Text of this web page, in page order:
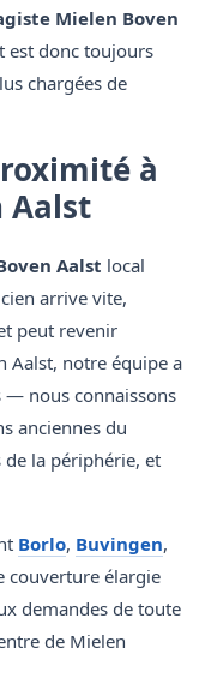
Mielen Boven
est donc toujours
chargées de
à
Aalst
Aalst local
arrive vite,
peut revenir
Aalst, notre équipe a
— nous connaissons
anciennes du
la périphérie, et
Borlo, Buvingen,
couverture élargie
demandes de toute
de Mielen